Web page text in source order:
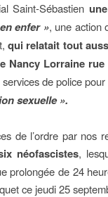
Saint-Sébastien
enfer », une action
qui relatait tout
Nancy Lorraine rue
de police pour
sexuelle ».
de l’ordre par nos
néofascistes,
prolongée de 24
ce jeudi 25